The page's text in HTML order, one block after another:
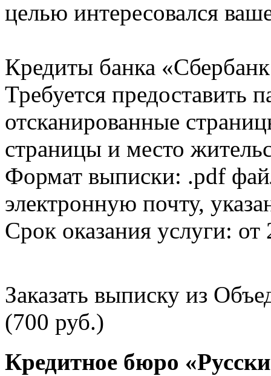
целью интересовался
Кредиты банка
Требуется предоставить
отсканированные
страницы и место
Формат выписки: .pdf
электронную почту,
Срок оказания услуги: от
Заказать выписку из
(700 руб.)
Кредитное бюро